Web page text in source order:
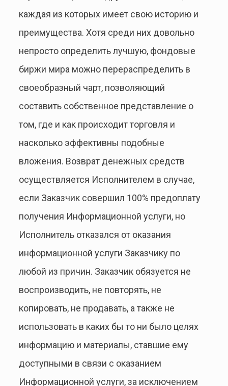
каждая из которых имеет свою историю и
преимущества. Хотя среди них довольно
непросто определить лучшую, фондовые
биржи мира можно перераспределить в
своеобразный чарт, позволяющий
составить собственное представление о
том, где и как происходит торговля и
насколько эффективны подобные
вложения. Возврат денежных средств
осуществляется Исполнителем в случае,
если Заказчик совершил 100% предоплату
получения Информационной услуги, но
Исполнитель отказался от оказания
информационной услуги Заказчику по
любой из причин. Заказчик обязуется не
воспроизводить, не повторять, не
копировать, не продавать, а также не
использовать в каких бы то ни было целях
информацию и материалы, ставшие ему
доступными в связи с оказанием
Информационной услуги, за исключением